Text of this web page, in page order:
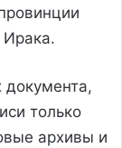
документа,
только
архивы и